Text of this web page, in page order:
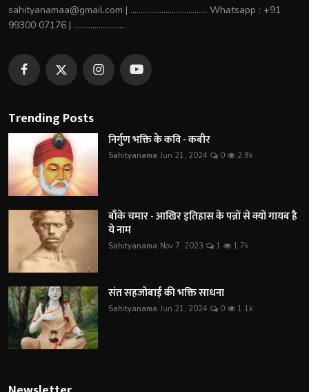
sahityanamaa@gmail.com | ..................................... Whatsapp : +91
99300 07176 | ........................
Trending Posts
निर्गुण भक्ति के कवि - कबीर
Sahityanama Jun 21, 2024 0 2.9k
बाँके चमार - आखिर इतिहास के पन्नों से क्यों गायब है
ये नाम
Sahityanama Nov 7, 2023 1 1.7k
संत सहजोबाई की भक्ति साधना
Sahityanama Jun 21, 2024 0 1.1k